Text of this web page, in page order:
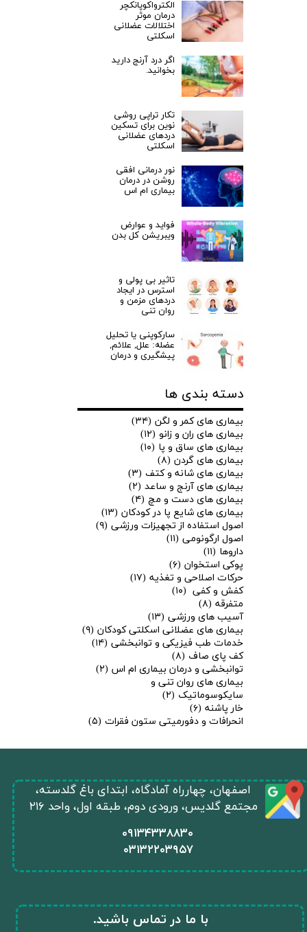
★★
الکترواکوپانکچر
درمان موثر
اختلالات عضلانی
اسکلتی
اگر درد آرنج دارید
بخوانید.
تکار تراپی روشی
نوین برای تسکین
دردهای عضلانی
اسکلتی
نور درمانی افقی
روشن در درمان
بیماری ام اس
فواید و عوارض
ویبریشن کل بدن
تاثیر بی پولی و
استرس در ایجاد
دردهای مزمن و
روان تنی
سارکوپنی یا تحلیل
عضله: علل, علائم,
پیشگیری و درمان
دسته بندی ها
بیماری های کمر و لگن (۳۴)
بیماری های ران و زانو (۱۲)
بیماری های ساق و پا (۱۰)
بیماری های گردن (۸)
بیماری های شانه و کتف (۳)
بیماری های آرنج و ساعد (۲)
بیماری های دست و مچ (۴)
بیماری های شایع پا در کودکان (۱۳)
اصول استفاده از تجهیزات ورزشی (۹)
اصول ارگونومی (۱۱)
داروها (۱۱)
پوکی استخوان (۶)
حرکات اصلاحی و تغذیه (۱۷)
کفش و کفی (۱۰)
متفرقه (۸)
آسیب های ورزشی (۱۳)
بیماری های عضلانی اسکلتی کودکان (۹)
خدمات طب فیزیکی و توانبخشی (۱۴)
کف پای صاف (۸)
توانبخشی و درمان بیماری ام اس (۲)
بیماری های روان تنی و
سایکوسوماتیک (۲)
خار پاشنه (۶)
انحرافات و دفورمیتی ستون فقرات (۵)
​۰۹۱۳۴۳۳۸۸۳۰
۰۳۱۳۲۲۰۳۹۵۷
​اصفهان، چهارراه آمادگاه، ابتدای باغ گلدسته،
مجتمع گلدیس، ورودی دوم، طبقه اول، واحد ۲۱۶
​با ما در تماس باشید.​​​​​​​